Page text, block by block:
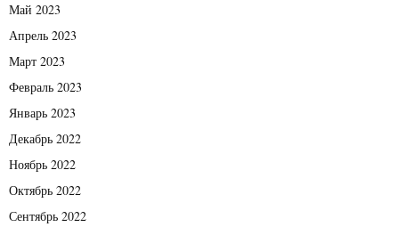
Май 2023
Апрель 2023
Март 2023
Февраль 2023
Январь 2023
Декабрь 2022
Ноябрь 2022
Октябрь 2022
Сентябрь 2022